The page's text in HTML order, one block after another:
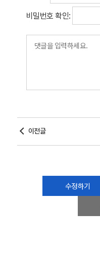
비밀번호 확인:
이전글
수정하기